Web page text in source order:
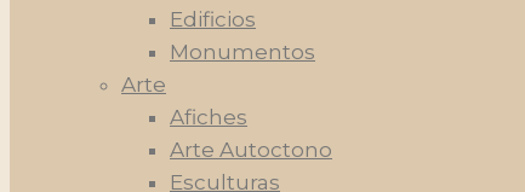
Edificios
Monumentos
Arte
Afiches
Arte Autoctono
Esculturas